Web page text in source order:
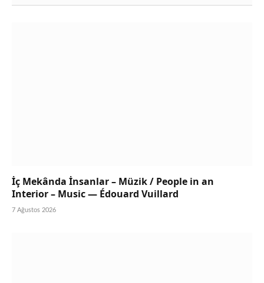
İç Mekânda İnsanlar – Müzik / People in an
Interior – Music — Édouard Vuillard
7 Ağustos 2026